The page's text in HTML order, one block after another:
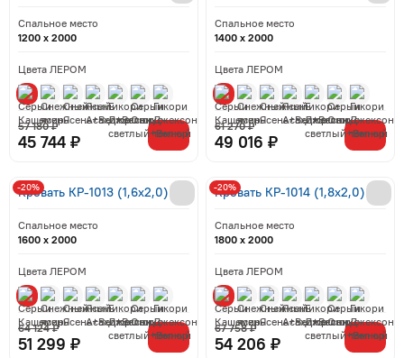
Спальное место
1200 x 2000
Цвета ЛЕРОМ
45 744 ₽
57 180 ₽
Спальное место
1400 x 2000
Цвета ЛЕРОМ
49 016 ₽
61 270 ₽
Кровать КР-1013 (1,6x2,0)
Спальное место
1600 x 2000
Цвета ЛЕРОМ
51 299 ₽
64 124 ₽
-20% Кровать КР-1014 (1,8x2,0)
Спальное место
1800 x 2000
Цвета ЛЕРОМ
54 206 ₽
67 758 ₽
-20%